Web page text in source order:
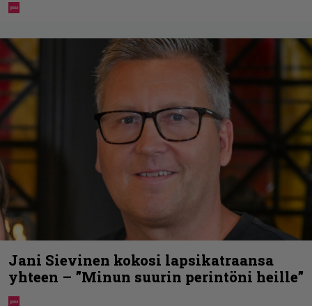
Jani Sievinen kokosi lapsikatraansa
yhteen – ”Minun suurin perintöni heille”